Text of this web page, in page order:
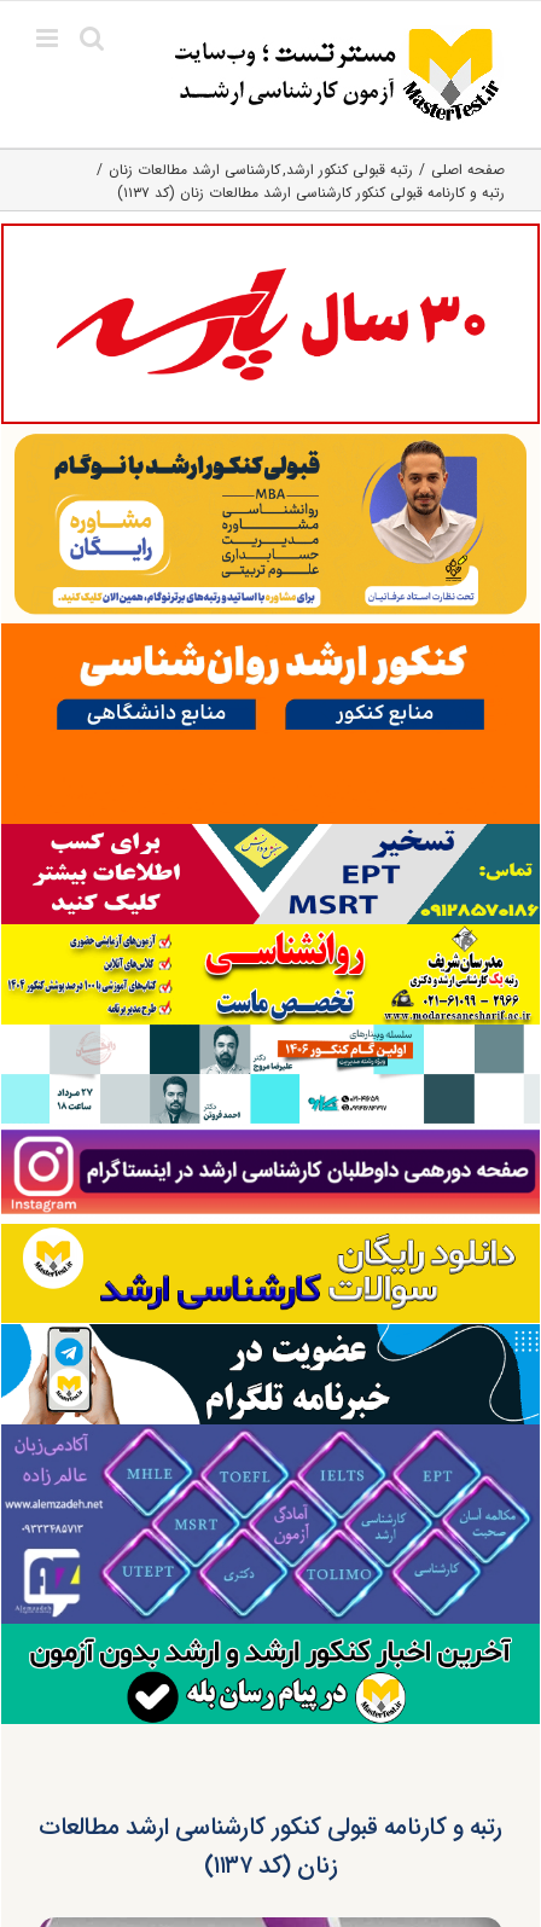
content
صفحه اصلی رتبه قبولی کنکور ارشد کارشناسی ارشد مطالعات زنان
رتبه و کارنامه قبولی کنکور کارشناسی ارشد مطالعات زنان (کد ۱۱۳۷)
رتبه و کارنامه قبولی کنکور کارشناسی ارشد مطالعات
زنان (کد ۱۱۳۷)